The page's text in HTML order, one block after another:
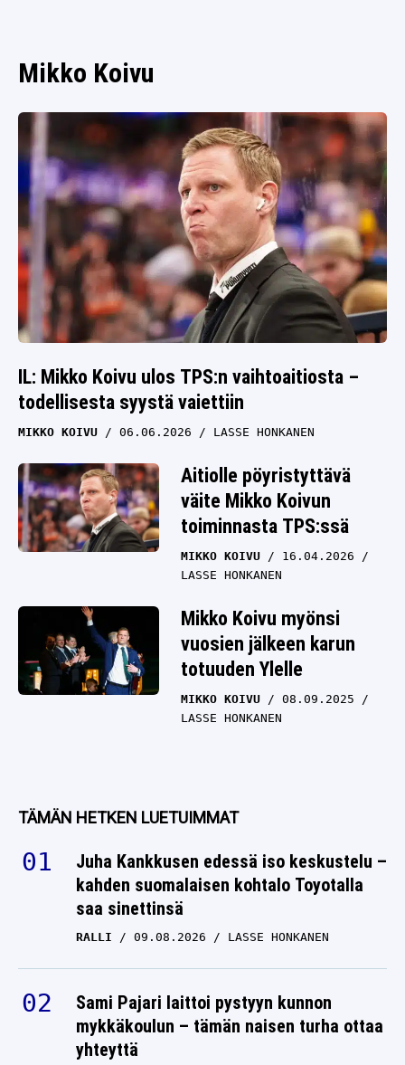
Mikko Koivu
IL: Mikko Koivu ulos TPS:n vaihtoaitiosta –
todellisesta syystä vaiettiin
MIKKO KOIVU 06.06.2026 LASSE HONKANEN
Aitiolle pöyristyttävä
väite Mikko Koivun
toiminnasta TPS:ssä
MIKKO KOIVU
16.04.2026
LASSE HONKANEN
Mikko Koivu myönsi
vuosien jälkeen karun
totuuden Ylelle
MIKKO KOIVU
08.09.2025
LASSE HONKANEN
TÄMÄN HETKEN LUETUIMMAT
Juha Kankkusen edessä iso keskustelu –
kahden suomalaisen kohtalo Toyotalla
saa sinettinsä
RALLI 09.08.2026 LASSE HONKANEN
Sami Pajari laittoi pystyyn kunnon
mykkäkoulun – tämän naisen turha ottaa
yhteyttä